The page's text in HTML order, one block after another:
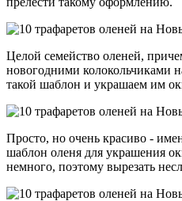
Целой семейство оленей,
новогодними колокольчиками
такой шаблон и украшаем им
Просто, но очень красиво -
шаблон оленя для украшения
немного, поэтому вырезать